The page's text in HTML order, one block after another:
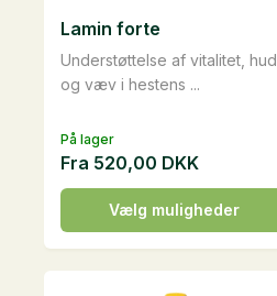
På lager
Understøttelse af vitalitet, hud
og væv i hestens ...
Lamin forte
Fra 520,00 DKK
Vælg muligheder
Dette
vare
har